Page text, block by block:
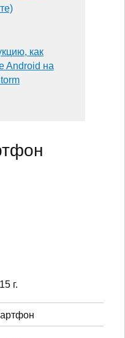
как
Android на
г.